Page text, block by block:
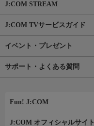
J:COM STREAM
J:COM TVサービスガイド
イベント・プレゼント
サポート・よくある質問
Fun! J:COM
J:COM オフィシャルサイト